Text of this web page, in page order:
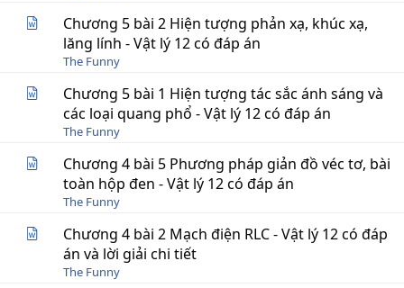
Chương 5 bài 2 Hiện tượng phản xạ, khúc xạ,
lăng lính - Vật lý 12 có đáp án
The Funny
Chương 5 bài 1 Hiện tượng tác sắc ánh sáng và
các loại quang phổ - Vật lý 12 có đáp án
The Funny
Chương 4 bài 5 Phương pháp giản đồ véc tơ, bài
toàn hộp đen - Vật lý 12 có đáp án
The Funny
Chương 4 bài 2 Mạch điện RLC - Vật lý 12 có đáp
án và lời giải chi tiết
The Funny